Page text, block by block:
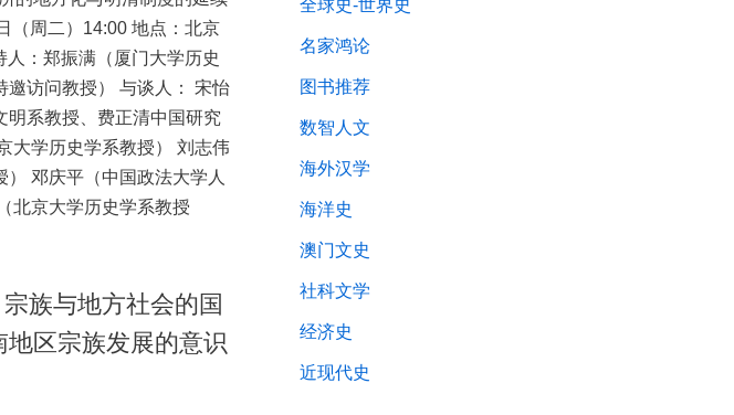
（周二）14:00 地点：北京
：郑振满（厦门大学历史
邀访问教授） 与谈人： 宋怡
明系教授、费正清中国研究
大学历史学系教授） 刘志伟
） 邓庆平（中国政法大学人
北京大学历史学系教授
族与地方社会的国
区宗族发展的意识
全球史-世界史
名家鸿论
图书推荐
数智人文
海外汉学
海洋史
澳门文史
社科文学
经济史
近现代史